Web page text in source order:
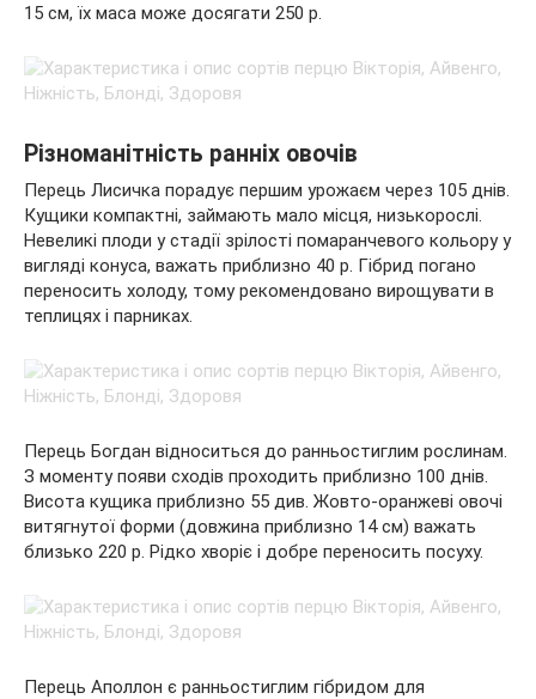
15 см, їх маса може досягати 250 р.
Різноманітність ранніх овочів
Перець Лисичка порадує першим урожаєм через 105 днів.
Кущики компактні, займають мало місця, низькорослі.
Невеликі плоди у стадії зрілості помаранчевого кольору у
вигляді конуса, важать приблизно 40 р. Гібрид погано
переносить холоду, тому рекомендовано вирощувати в
теплицях і парниках.
Перець Богдан відноситься до ранньостиглим рослинам.
З моменту появи сходів проходить приблизно 100 днів.
Висота кущика приблизно 55 див. Жовто-оранжеві овочі
витягнутої форми (довжина приблизно 14 см) важать
близько 220 р. Рідко хворіє і добре переносить посуху.
Перець Аполлон є ранньостиглим гібридом для